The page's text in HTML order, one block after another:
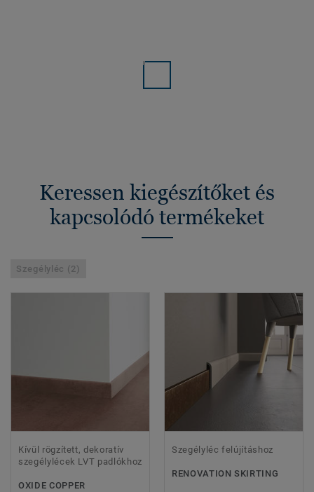
Keressen kiegészítőket és
kapcsolódó termékeket
Szegélyléc (2)
Kívül rögzített, dekoratív
szegélylécek LVT padlókhoz
OXIDE COPPER
Szegélyléc felújításhoz
RENOVATION SKIRTING